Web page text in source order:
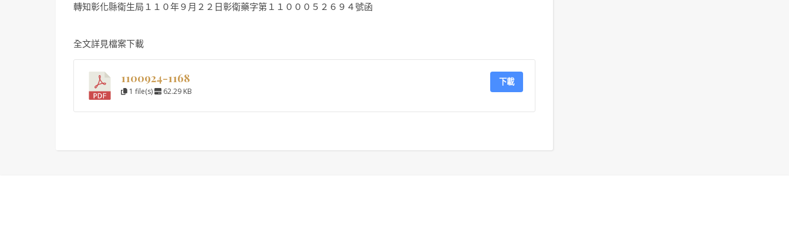
轉知彰化縣衛生局１１０年９月２２日彰衛藥字第１１０００５２６９４號函
全文詳見檔案下載
1100924-1168
1 file(s) 62.29 KB
下載